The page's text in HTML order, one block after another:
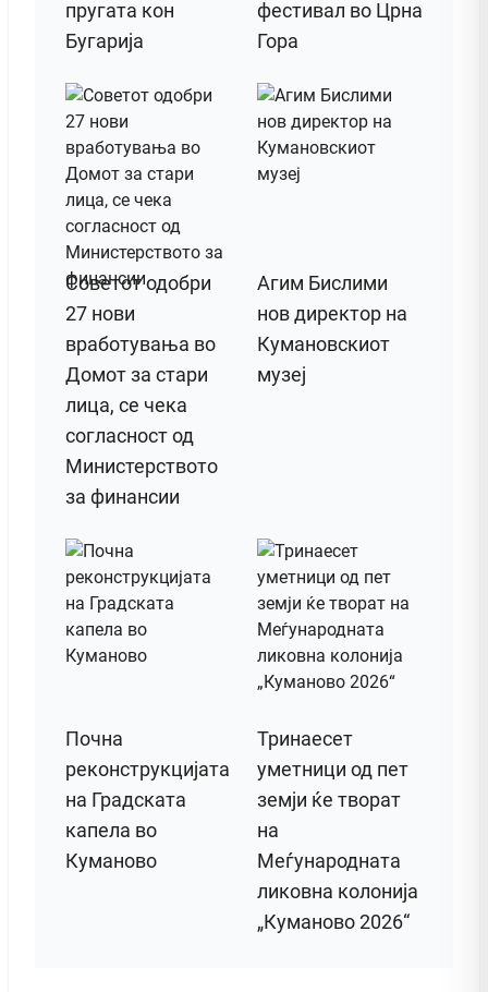
пругата кон
Бугарија
фестивал во Црна
Гора
Советот одобри
27 нови
вработувања во
Домот за стари
лица, се чека
согласност од
Министерството
за финансии
Агим Бислими
нов директор на
Кумановскиот
музеј
Почна
реконструкцијата
на Градската
капела во
Куманово
Тринаесет
уметници од пет
земји ќе творат
на
Меѓународната
ликовна колонија
„Куманово 2026“